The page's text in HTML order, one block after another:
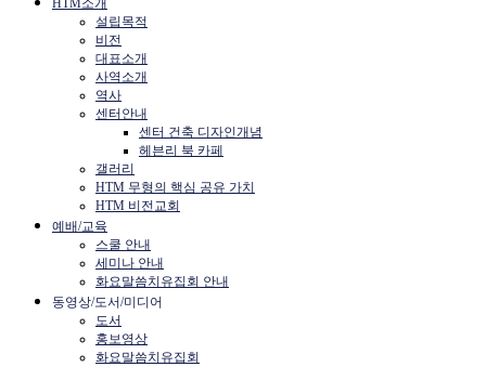
HTM소개
설립목적
비전
대표소개
사역소개
역사
센터안내
센터 건축 디자인개념
헤븐리 북 카페
갤러리
HTM 무형의 핵심 공유 가치
HTM 비전교회
예배/교육
스쿨 안내
세미나 안내
화요말씀치유집회 안내
동영상/도서/미디어
도서
홍보영상
화요말씀치유집회